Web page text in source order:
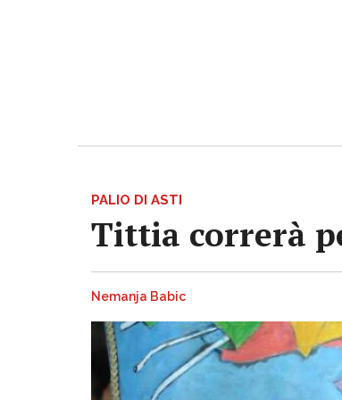
PALIO DI ASTI
Tittia correrà
Nemanja Babic